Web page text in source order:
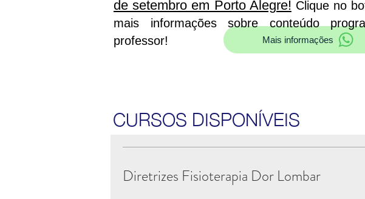
Mais informações
de setembro em Porto Alegre! Clique no
mais informações sobre conteúdo
professor!
CURSOS DISPONÍVEIS
Diretrizes Fisioterapia Dor Lombar